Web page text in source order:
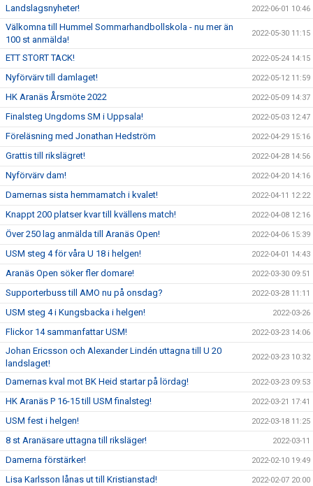
Landslagsnyheter! 2022-06-01 10:46
Välkomna till Hummel Sommarhandbollskola - nu mer än
100 st anmälda!
2022-05-30 11:15
ETT STORT TACK! 2022-05-24 14:15
Nyförvärv till damlaget! 2022-05-12 11:59
HK Aranäs Årsmöte 2022 2022-05-09 14:37
Finalsteg Ungdoms SM i Uppsala! 2022-05-03 12:47
Föreläsning med Jonathan Hedström 2022-04-29 15:16
Grattis till rikslägret! 2022-04-28 14:56
Nyförvärv dam! 2022-04-20 14:16
Damernas sista hemmamatch i kvalet! 2022-04-11 12:22
Knappt 200 platser kvar till kvällens match! 2022-04-08 12:16
Över 250 lag anmälda till Aranäs Open! 2022-04-06 15:39
USM steg 4 för våra U 18 i helgen! 2022-04-01 14:43
Aranäs Open söker fler domare! 2022-03-30 09:51
Supporterbuss till AMO nu på onsdag? 2022-03-28 11:11
USM steg 4 i Kungsbacka i helgen! 2022-03-26
Flickor 14 sammanfattar USM! 2022-03-23 14:06
Johan Ericsson och Alexander Lindén uttagna till U 20
landslaget!
2022-03-23 10:32
Damernas kval mot BK Heid startar på lördag! 2022-03-23 09:53
HK Aranäs P 16-15 till USM finalsteg! 2022-03-21 17:41
USM fest i helgen! 2022-03-18 11:25
8 st Aranäsare uttagna till riksläger! 2022-03-11
Damerna förstärker! 2022-02-10 19:49
Lisa Karlsson lånas ut till Kristianstad! 2022-02-07 20:00